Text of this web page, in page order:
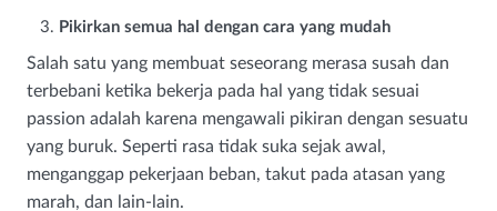
Pikirkan semua hal dengan cara yang mudah
Salah satu yang membuat seseorang merasa susah dan
terbebani ketika bekerja pada hal yang tidak sesuai
passion adalah karena mengawali pikiran dengan sesuatu
yang buruk. Seperti rasa tidak suka sejak awal,
menganggap pekerjaan beban, takut pada atasan yang
marah, dan lain-lain.